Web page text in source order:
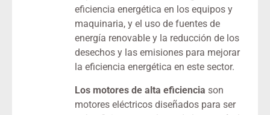
eficiencia energética en los equipos y
maquinaria, y el uso de fuentes de
energía renovable y la reducción de los
desechos y las emisiones para mejorar
la eficiencia energética en este sector.
Los motores de alta eficiencia son
motores eléctricos diseñados para ser